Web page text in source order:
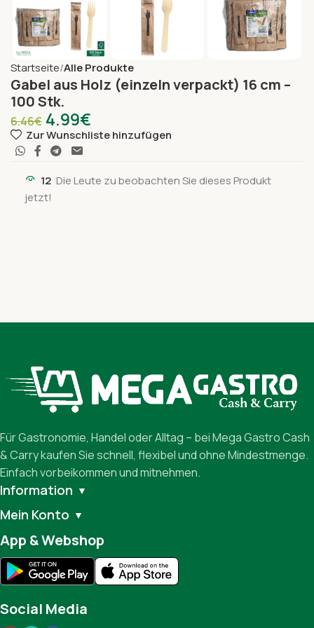
Startseite Alle Produkte
Gabel aus Holz (einzeln verpackt) 16 cm –
100 Stk.
6.46€ 4.99€
Zur Wunschliste hinzufügen
12 Die Leute zu beobachten Sie dieses Produkt
jetzt!
Für Gastronomie, Handel oder Alltag – bei Mega Gastro Cash
& Carry kaufen Sie schnell, flexibel und ohne Mindestmenge.
Einfach vorbeikommen und mitnehmen.
Information ▼
Mein Konto ▼
App & Webshop
Social Media